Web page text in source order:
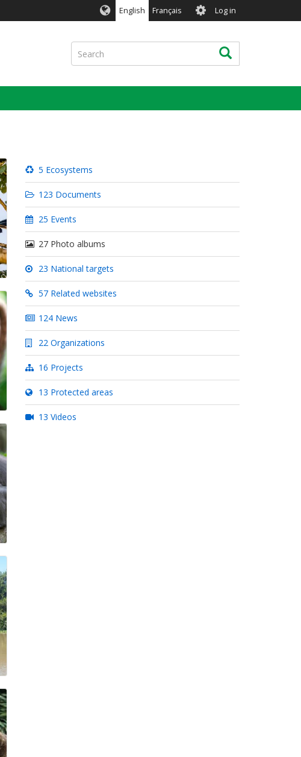
English Français User
account
menu
Log in
Search Search
5 Ecosystems
123 Documents
25 Events
27 Photo albums
23 National targets
57 Related websites
124 News
22 Organizations
16 Projects
13 Protected areas
13 Videos